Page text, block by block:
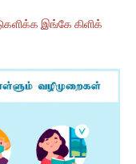
இங்கே கிளிக்